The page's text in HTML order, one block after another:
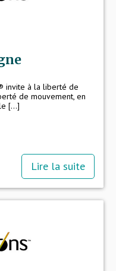
invite à la liberté de
de mouvement, en
[...]
Lire la suite